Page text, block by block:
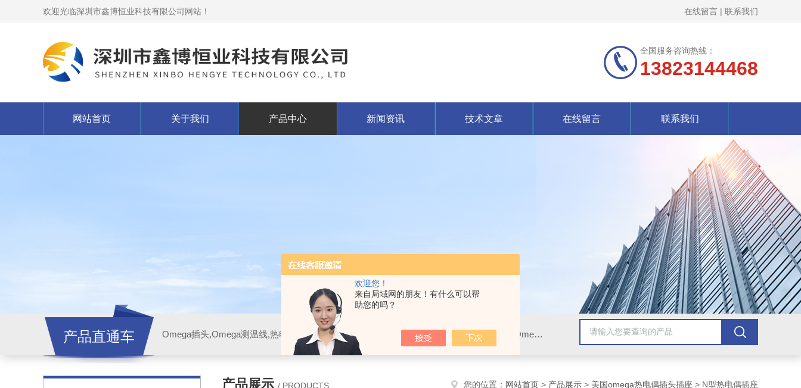
欢迎您！
来自局域网的朋友！有什么可以帮
助您的吗？
欢迎光临深圳市鑫博恒业科技有限公司网站！ 在线留言 | 联系我们
全国服务咨询热线：
13823144468
网站首页 关于我们 产品中心 新闻资讯 技术文章 在线留言 联系我们
产品直通车 Omega插头,Omega测温线,热电偶测温线,热电偶线,铠装热电偶,热电偶连接器,热电偶插头,Omega热电偶线,T型热电偶线,TMC测温纸
产品展示 / PRODUCTS 您的位置： 网站首页 > 产品展示 > 美国omega热电偶插头插座 > N型热电偶插座